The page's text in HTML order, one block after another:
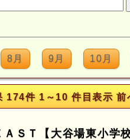
8月 9月 10月
174件 1～10 件目表示 前
ＳＴ【大谷場東小学校